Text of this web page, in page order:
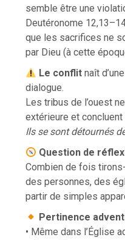
semble être une
Deutéronome
que les sacrifices ne
par Dieu (à cette
Le conflit naît d’une
dialogue.
Les tribus de l’ouest
extérieure et concluent
Ils se sont détournés
Question de
Combien de fois
des personnes, des
partir de simples
Pertinence
• Même dans l’Église